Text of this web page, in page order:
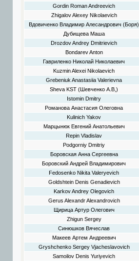
Gordin Roman Andreevich
Zhigalov Alexey Nikolaevich
Вдовиченко Владимир Алесандрович (Боря)
Дубищева Маша
Drozdov Andrey Dmitrievich
Bondarev Anton
Гавриленко Николай Николаевич
Kuzmin Alexei Nikolaevich
Grebeniuk Anastasiia Valerievna
Sheva KST (Шевченко А.В,)
Istomin Dmitry
Романова Анастасия Олеговна
Kulinich Yakov
Марцынюк Евгений Анатольевич
Repin Vladislav
Podgorniy Dmitriy
Боровская Анна Сергеевна
Боровский Андрей Владимирович
Fedosenko Nikita Valeryevich
Goldshtein Denis Genadievich
Karkov Andrey Olegovich
Gerus Alexandr Alexandrovich
Щирица Артур Олегович
Zhigun Sergey
Синюшков Вячеслав
Макеев Артем Андреевич
Gryshchenko Sergey Vjacheslavovich
Samoilov Denis Yuriyevich